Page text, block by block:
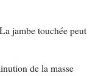
La jambe touchée peut
de la masse